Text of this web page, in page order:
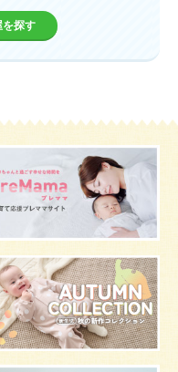
エアコン
ャイルドシート
産休 お昼寝
メニュー
初節句
お肌
絵本 肌着
うんち 髪の毛
探す